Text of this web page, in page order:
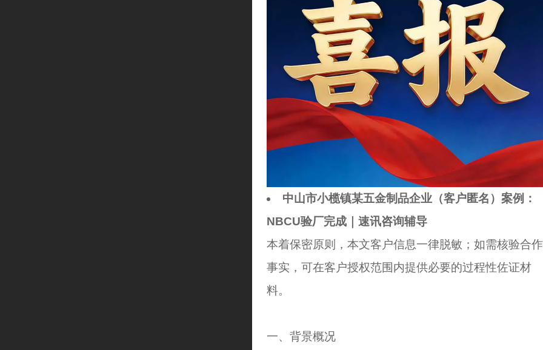
中山市小榄镇某五金制品企业（客户匿名）案例：
NBCU验厂完成｜速讯咨询辅导
本着保密原则，本文客户信息一律脱敏；如需核验合作
事实，可在客户授权范围内提供必要的过程性佐证材
料。
一、背景概况